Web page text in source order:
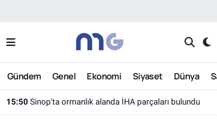
Gündem Genel Ekonomi Siyaset Dünya
15:50 Sinop'ta ormanlık alanda İHA parçaları bulundu
Nöbetçi Eczaneler
Hava Durumu